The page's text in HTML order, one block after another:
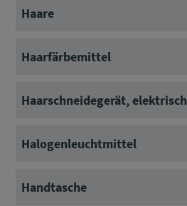
Haare
Haarfärbemittel
Haarschneidegerät, elektrisch
Halogenleuchtmittel
Handtasche